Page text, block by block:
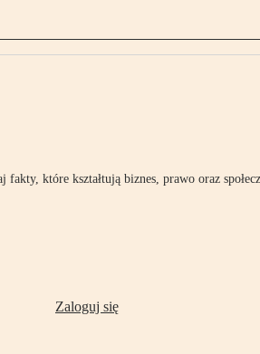
które kształtują biznes, prawo oraz
Zaloguj się